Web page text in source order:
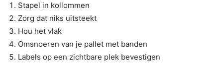
Stapel in kollommen
Zorg dat niks uitsteekt
Hou het vlak
Omsnoeren van je pallet met banden
Labels op een zichtbare plek bevestigen